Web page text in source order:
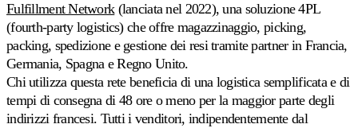
Fulfillment Network(lanciata nel 2022), una soluzione 4PL
(fourth-party logistics) che offre magazzinaggio, picking,
packing, spedizione e gestione dei resi tramite partner in Francia,
Germania, Spagna e Regno Unito.
Chi utilizza questa rete beneficia di una logistica semplificata e di
tempi di consegna di 48 ore o meno per la maggior parte degli
indirizzi francesi. Tutti i venditori, indipendentemente dal